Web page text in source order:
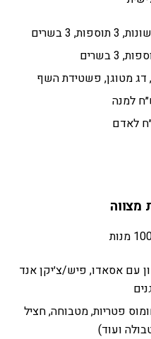
מצווה
עם אסאדו, פיש/צ׳יקן אנד
סוגים (חומוס פטריות, מטבוחה, חציל
ועוד)